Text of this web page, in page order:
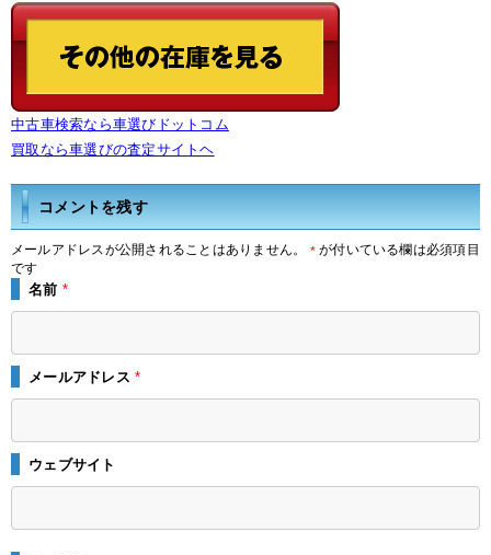
中古車検索なら車選びドットコム
買取なら車選びの査定サイトヘ
コメントを残す
メールアドレスが公開されることはありません。 *が付いている欄は必須項目
です
名前 *
メールアドレス*
ウェブサイト